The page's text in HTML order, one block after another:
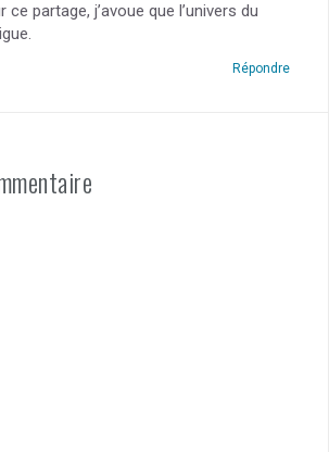
ce partage, j’avoue que l’univers du
Répondre